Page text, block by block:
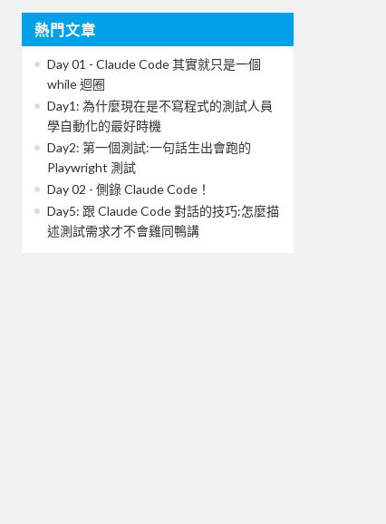
熱門文章
Day 01 - Claude Code 其實就只是一個
while 迴圈
Day1: 為什麼現在是不寫程式的測試人員
學自動化的最好時機
Day2: 第一個測試:一句話生出會跑的
Playwright 測試
Day 02 - 側錄 Claude Code！
Day5: 跟 Claude Code 對話的技巧:怎麼描
述測試需求才不會雞同鴨講